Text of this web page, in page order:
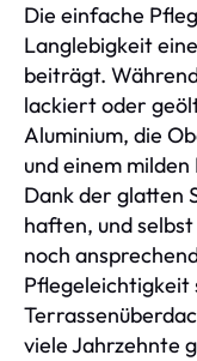
Die einfache
Langlebigkeit
beiträgt.
lackiert oder
Aluminium, die
und einem
Dank der glatten
haften, und
noch
Pflegeleichtigkeit
viele Jahrzehnte